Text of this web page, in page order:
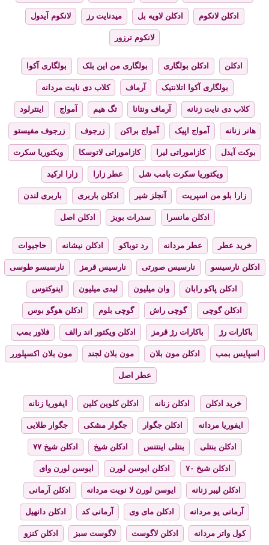
ادکلن لانکوم ادکلن لاویه بل میدنایت رز لانکوم آیدول
لانکوم ترزور
ادکلن ادکلن بولگاری بولگاری من این بلک بولگاری آکوا
بولگاری آکوا اتلانتیک آرماف کلاب دی نایت مردانه
کلاب دی نایت زنانه آرماف ونتانا تگ هیم آمواج اینترلود
هانر زنانه آمواج اپیک آمواج براکن زرجوف زرجوف مفیستو
بوکت آیدل کازاموراتی لیرا کازاموراتی لاتوسکا ویکتوریا سکرت
ویکتوریا سکرت بامب شل عطر زارا زارا ارکید
زارا بلو من اسپریت آنجلز شیر ادکلن باربری باربری لندن
ادکلن مانسرا سدرات بویز ادکلن اصل
خرید عطر عطر مردانه رد توباکو ادکلن نیشانه حاجیوات
ادکلن نارسیسو نارسیس صورتی نارسیس قرمز نارسیسو طوسی
ادکلن پاکو رابان وان میلیون لیدی میلیون اینوکتوس
ادکلن گوچی گوچی راش گوچی بلوم ادکلن هوگو بوس
باکارات رژ باکارات رژ قرمز ادکلن ویکتور اند رالف فلاور بمب
اسپایس بمب ادکلن مون بلان مون بلان لجند مون بلان اکسپلورر
عطر اصل
خرید ادکلن ادکلن زنانه ادکلن کلوین کلین ایفوریا زنانه
ایفوریا مردانه ادکلن جگوار جگوار مشکی جگوار طلایی
ادکلن بنتلی بنتلی اینتنس ادکلن شیخ ادکلن شیخ ۷۷
ادکلن شیخ ۷۰ ادکلن ایوسن لورن ایوسن لورن وای
ادکلن لیبر زنانه ایوسن لورن لا نویت مردانه ادکلن آرمانی
آرمانی یو مردانه ادکلن مای وی آرمانی کد ادکلن دانهیل
کول واتر مردانه ادکلن لاگوست لاگوست سبز ادکلن کنزو